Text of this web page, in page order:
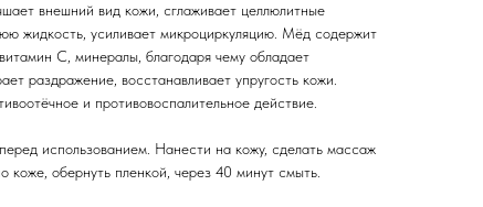
внешний вид кожи, сглаживает целлюлитные
жидкость, усиливает микроциркуляцию. Мёд содержит
С, минералы, благодаря чему обладает
раздражение, восстанавливает упругость кожи.
и противовоспалительное действие.
использованием. Нанести на кожу, сделать массаж
коже, обернуть пленкой, через 40 минут смыть.